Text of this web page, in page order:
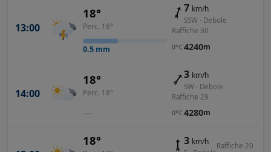
13:00
18°
Perc. 18°
0.5 mm
7 km/h
SSW · Debole
Raffiche 30
0°C 4240m
14:00
18°
Perc. 18°
—
3 km/h
SW · Debole
Raffiche 29
0°C 4280m
18° 3 km/h Raffiche 20